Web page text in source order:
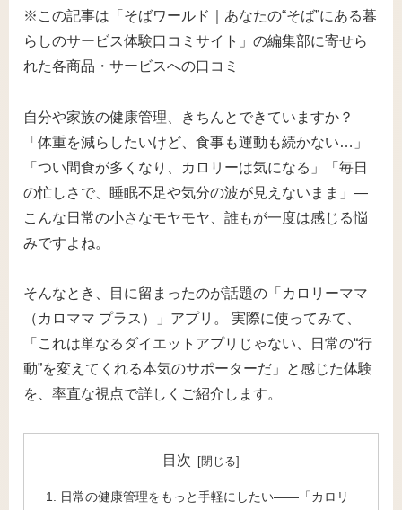
※この記事は「そばワールド｜あなたの“そば”にある暮
らしのサービス体験口コミサイト」の編集部に寄せら
れた各商品・サービスへの口コミ
自分や家族の健康管理、きちんとできていますか？
「体重を減らしたいけど、食事も運動も続かない…」
「つい間食が多くなり、カロリーは気になる」「毎日
の忙しさで、睡眠不足や気分の波が見えないまま」―
こんな日常の小さなモヤモヤ、誰もが一度は感じる悩
みですよね。
そんなとき、目に留まったのが話題の「カロリーママ
（カロママ プラス）」アプリ。 実際に使ってみて、
「これは単なるダイエットアプリじゃない、日常の“行
動”を変えてくれる本気のサポーターだ」と感じた体験
を、率直な視点で詳しくご紹介します。
目次
日常の健康管理をもっと手軽にしたい――「カロリ